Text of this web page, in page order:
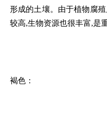
形成的土壤。由于植物腐
较高,生物资源也很丰富,是
褐色：